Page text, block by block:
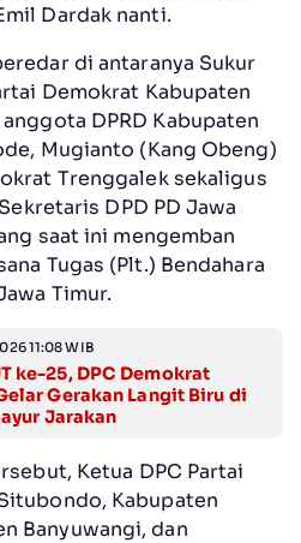
Dardak nanti.
di antaranya Sukur
Demokrat Kabupaten
DPRD Kabupaten
Mugianto (Kang Obeng)
Trenggalek sekaligus
DPD PD Jawa
saat ini mengemban
Tugas (Plt.) Bendahara
Timur.
11:08 WIB
ke-25, DPC Demokrat
Gerakan Langit Biru di
Jarakan
Ketua DPC Partai
Kabupaten
Banyuwangi, dan